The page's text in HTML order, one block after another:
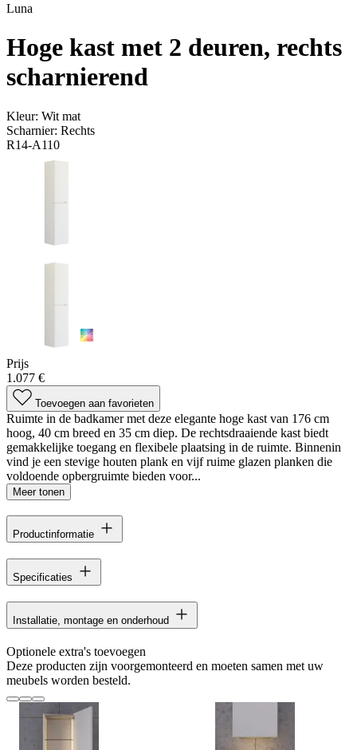
Luna
Hoge kast met 2 deuren, rechts
scharnierend
Kleur: Wit mat
Scharnier: Rechts
R14-A110
Prijs
1.077 €
Toevoegen aan favorieten
Ruimte in de badkamer met deze elegante hoge kast van 176 cm
hoog, 40 cm breed en 35 cm diep. De rechtsdraaiende kast biedt
gemakkelijke toegang en flexibele plaatsing in de ruimte. Binnenin
vind je een stevige houten plank en vijf ruime glazen planken die
voldoende opbergruimte bieden voor...
Meer tonen
Productinformatie
Specificaties
Installatie, montage en onderhoud
Optionele extra's toevoegen
Deze producten zijn voorgemonteerd en moeten samen met uw
meubels worden besteld.